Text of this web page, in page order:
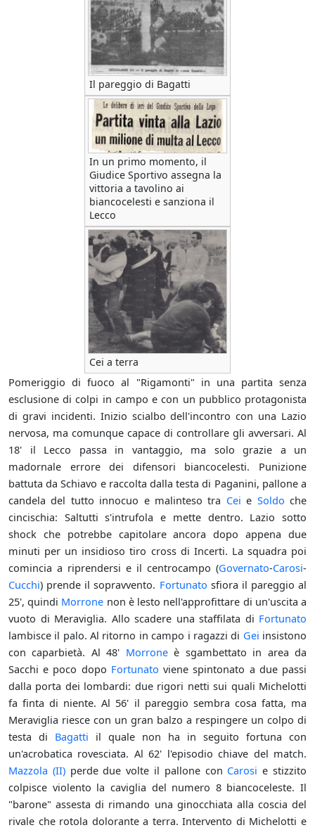
Il pareggio di Bagatti
In un primo momento, il
Giudice Sportivo assegna la
vittoria a tavolino ai
biancocelesti e sanziona il
Lecco
Cei a terra
Pomeriggio di fuoco al "Rigamonti" in una partita senza
esclusione di colpi in campo e con un pubblico protagonista
di gravi incidenti. Inizio scialbo dell'incontro con una Lazio
nervosa, ma comunque capace di controllare gli avversari. Al
18' il Lecco passa in vantaggio, ma solo grazie a un
madornale errore dei difensori biancocelesti. Punizione
battuta da Schiavo e raccolta dalla testa di Paganini, pallone a
candela del tutto innocuo e malinteso tra Cei e Soldo che
cincischia: Saltutti s'intrufola e mette dentro. Lazio sotto
shock che potrebbe capitolare ancora dopo appena due
minuti per un insidioso tiro cross di Incerti. La squadra poi
comincia a riprendersi e il centrocampo (Governato-Carosi-
Cucchi) prende il sopravvento. Fortunato sfiora il pareggio al
25', quindi Morrone non è lesto nell'approfittare di un'uscita a
vuoto di Meraviglia. Allo scadere una staffilata di Fortunato
lambisce il palo. Al ritorno in campo i ragazzi di Gei insistono
con caparbietà. Al 48' Morroneè sgambettato in area da
Sacchi e poco dopo Fortunato viene spintonato a due passi
dalla porta dei lombardi: due rigori netti sui quali Michelotti
fa finta di niente. Al 56' il pareggio sembra cosa fatta, ma
Meraviglia riesce con un gran balzo a respingere un colpo di
testa di Bagatti il quale non ha in seguito fortuna con
un'acrobatica rovesciata. Al 62' l'episodio chiave del match.
Mazzola (II)perde due volte il pallone con Carosi e stizzito
colpisce violento la caviglia del numero 8 biancoceleste. Il
"barone" assesta di rimando una ginocchiata alla coscia del
rivale che rotola dolorante a terra. Intervento di Michelotti e